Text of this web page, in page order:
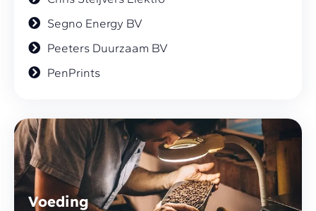
Segno Energy BV
Peeters Duurzaam BV
PenPrints
Voeding